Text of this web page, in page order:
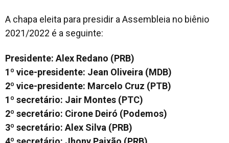
A chapa eleita para presidir a Assembleia no biênio
2021/2022 é a seguinte:
Presidente: Alex Redano (PRB)
1º vice-presidente: Jean Oliveira (MDB)
2º vice-presidente: Marcelo Cruz (PTB)
1º secretário: Jair Montes (PTC)
2º secretário: Cirone Deiró (Podemos)
3º secretário: Alex Silva (PRB)